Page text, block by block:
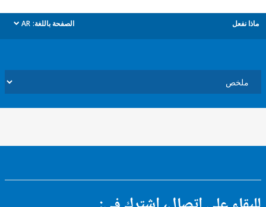
الصفحة باللغة: AR
dropdown